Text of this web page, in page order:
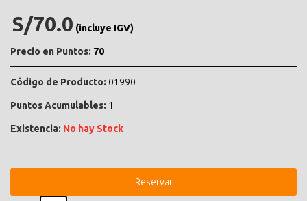
S/70.0 (incluye IGV)
Precio en Puntos: 70
Código de Producto: 01990
Puntos Acumulables: 1
Existencia: No hay Stock
Reservar